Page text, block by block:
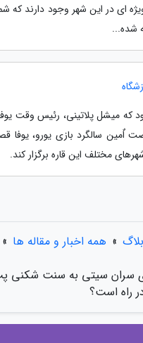
ای در این شهر وجود دارند که
شده...
2012 بود که میشل پلاتینی، رئیس
اٌمین سالگرد بازی یورو، یوفا
» همه اخبار و مقاله ها »
سران سیتی به سنت شکنی
راه است؟